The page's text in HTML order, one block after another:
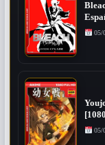
05/
05/